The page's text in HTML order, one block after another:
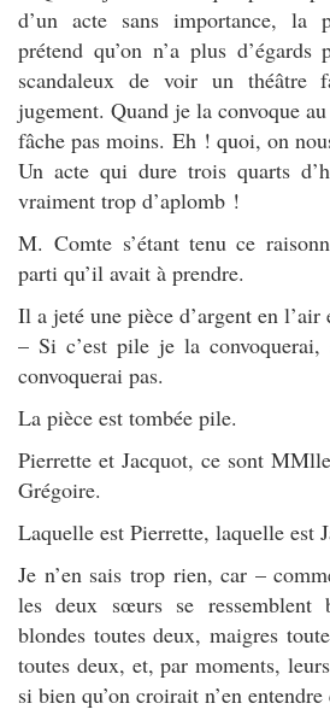
d’un acte sans importance, la
prétend qu’on n’a plus
scandaleux de voir un
jugement. Quand je la convoque
fâche pas moins. Eh ! quoi, on
Un acte qui dure trois quarts
vraiment trop d’aplomb !
M. Comte s’étant tenu ce
parti qu’il avait à prendre.
Il a jeté une pièce d’argent en
– Si c’est pile je la
convoquerai pas.
La pièce est tombée pile.
Pierrette et Jacquot, ce sont
Grégoire.
Laquelle est Pierrette, laquelle est
Je n’en sais trop rien, car –
les deux sœurs se ressemblent
blondes toutes deux, maigres
toutes deux, et, par moments,
si bien qu’on croirait n’en entendre